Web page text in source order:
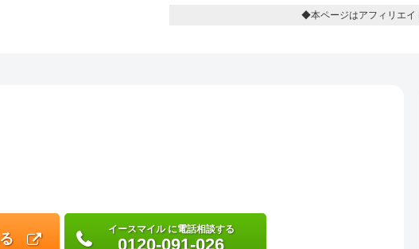
◆本ページはアフィリエイ
イースマイル に電話相談する
0120-091-026